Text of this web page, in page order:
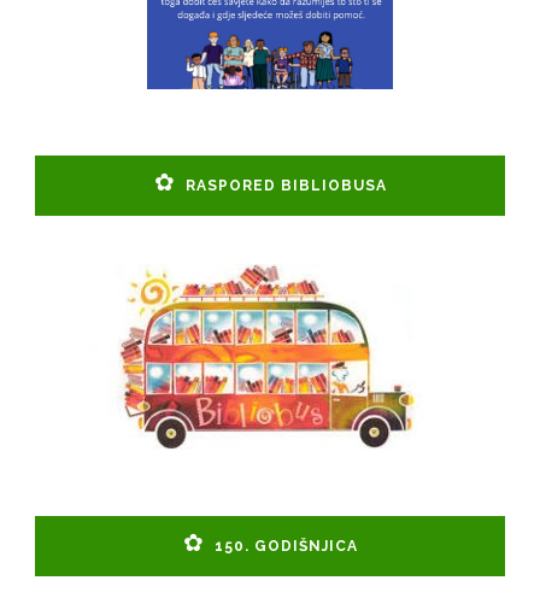
RASPORED BIBLIOBUSA
150. GODIŠNJICA